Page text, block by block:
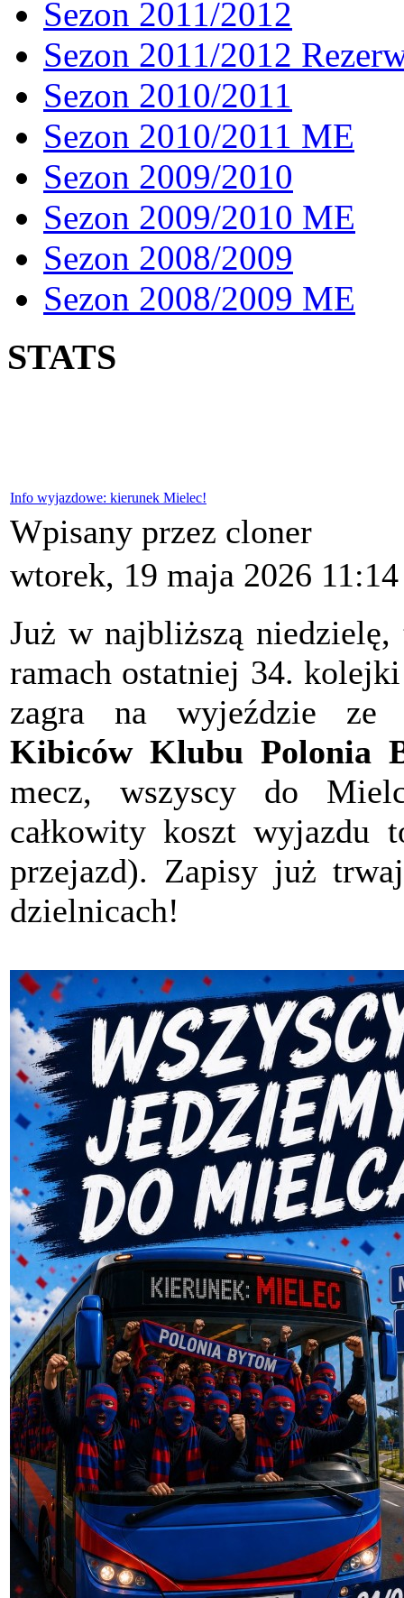
Sezon 2011/2012
Sezon 2011/2012
Sezon 2010/2011
Sezon 2010/2011 ME
Sezon 2009/2010
Sezon 2009/2010 ME
Sezon 2008/2009
Sezon 2008/2009 ME
STATS
Info wyjazdowe: kierunek Mielec!
Wpisany przez cloner
wtorek, 19 maja 2026 11:14
Już w najbliższą
ramach ostatniej 34.
zagra na wyjeździe
Kibiców Klubu Polonia
mecz, wszyscy do
całkowity koszt wyjazdu
przejazd). Zapisy już
dzielnicach!